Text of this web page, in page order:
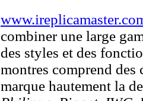
combiner une large
des styles et des
montres comprend des
marque hautement la